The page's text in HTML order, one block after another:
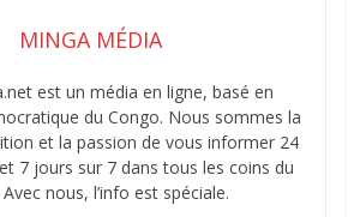
MINGA MÉDIA
est un média en ligne, basé en
du Congo. Nous sommes la
et la passion de vous informer 24
7 jours sur 7 dans tous les coins du
nous, l’info est spéciale.